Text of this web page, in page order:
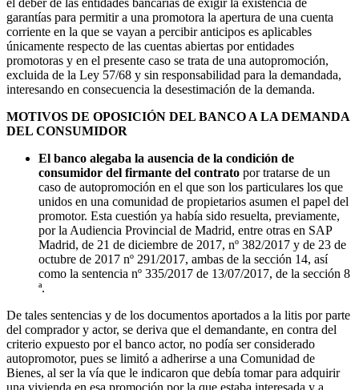
garantías para permitir a una promotora la apertura de una cuenta
corriente en la que se vayan a percibir anticipos es aplicables
únicamente respecto de las cuentas abiertas por entidades
promotoras y en el presente caso se trata de una autopromoción,
excluida de la Ley 57/68 y sin responsabilidad para la demandada,
interesando en consecuencia la desestimación de la demanda.
MOTIVOS DE OPOSICIÓN DEL BANCO A LA DEMANDA
DEL CONSUMIDOR
El banco alegaba la ausencia de la condición de
consumidor del firmante del contrato por tratarse de un
caso de autopromoción en el que son los particulares los que
unidos en una comunidad de propietarios asumen el papel del
promotor. Esta cuestión ya había sido resuelta, previamente,
por la Audiencia Provincial de Madrid, entre otras en SAP
Madrid, de 21 de diciembre de 2017, nº 382/2017 y de 23 de
octubre de 2017 nº 291/2017, ambas de la sección 14, así
como la sentencia nº 335/2017 de 13/07/2017, de la sección 8
ª.
De tales sentencias y de los documentos aportados a la litis por parte
del comprador y actor, se deriva que el demandante, en contra del
criterio expuesto por el banco actor, no podía ser considerado
autopromotor, pues se limitó a adherirse a una Comunidad de
Bienes, al ser la vía que le indicaron que debía tomar para adquirir
una vivienda en esa promoción por la que estaba interesada y a